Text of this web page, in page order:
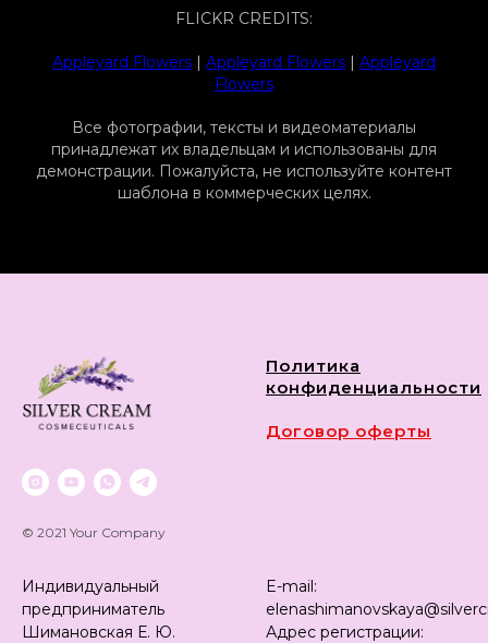
FLICKR CREDITS:
Appleyard Flowers | Appleyard Flowers | Appleyard
Flowers
Все фотографии, тексты и видеоматериалы
принадлежат их владельцам и использованы для
демонстрации. Пожалуйста, не используйте контент
шаблона в коммерческих целях.
© 2021 Your Company
Политика
конфиденциальности
Договор оферты
Индивидуальный
предприниматель
Шимановская Е. Ю.
E-mail:
Адрес регистрации: